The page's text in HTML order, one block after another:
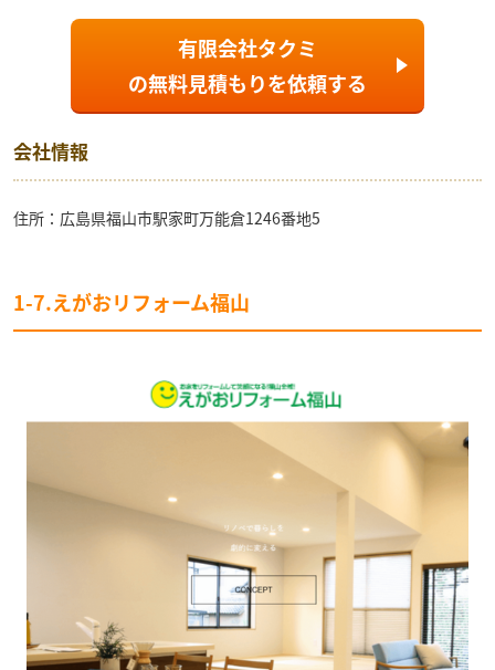
有限会社タクミ
の無料見積もりを依頼する
会社情報
住所：広島県福山市駅家町万能倉1246番地5
1-7.えがおリフォーム福山